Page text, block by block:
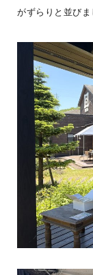
G-LOG なつ 程々
シェア
BESS広
広島県広島
がずらりと並びま